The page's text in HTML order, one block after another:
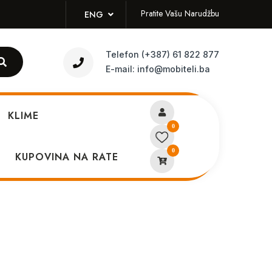
ENG Pratite Vašu Narudžbu
Telefon (+387) 61 822 877
E-mail: info@mobiteli.ba
KLIME
KUPOVINA NA RATE
0
0
tablet Blue